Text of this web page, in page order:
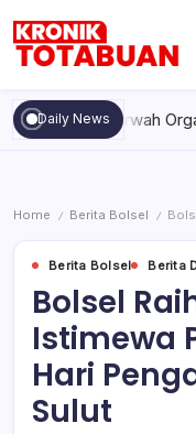
content
Totabuan
hari
ini
Kronik
Daily News
dan Marwah Organisasi
Home / Berita Bolsel / Bolsel
Berita Bolsel Berita
Bolsel
Istimewa
Hari
Sulut